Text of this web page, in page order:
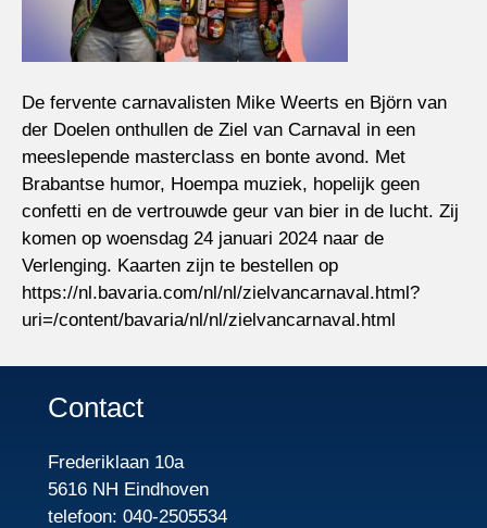
De fervente carnavalisten Mike Weerts en Björn van
der Doelen onthullen de Ziel van Carnaval in een
meeslepende masterclass en bonte avond. Met
Brabantse humor, Hoempa muziek, hopelijk geen
confetti en de vertrouwde geur van bier in de lucht. Zij
komen op woensdag 24 januari 2024 naar de
Verlenging. Kaarten zijn te bestellen op
https://nl.bavaria.com/nl/nl/zielvancarnaval.html?
uri=/content/bavaria/nl/nl/zielvancarnaval.html
Contact
Frederiklaan 10a
5616 NH Eindhoven
telefoon: 040-2505534